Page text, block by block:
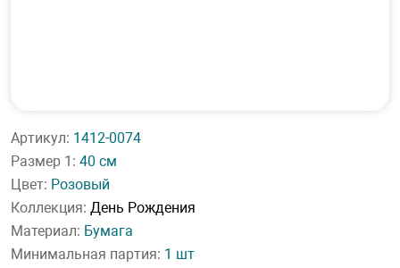
Артикул: 1412-0074
Размер 1: 40 см
Цвет: Розовый
Коллекция: День Рождения
Материал: Бумага
Минимальная партия: 1 шт